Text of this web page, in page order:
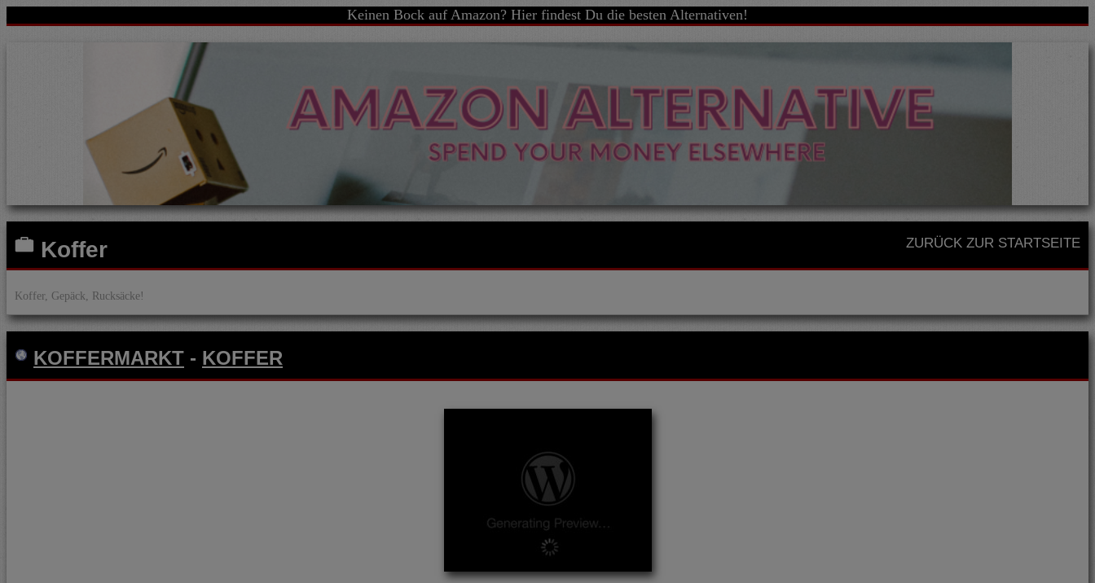
Keinen Bock auf Amazon? Hier findest Du die besten Alternativen!
Koffer ZURÜCK ZUR STARTSEITE
Koffer, Gepäck, Rucksäcke!
KOFFERMARKT - KOFFER